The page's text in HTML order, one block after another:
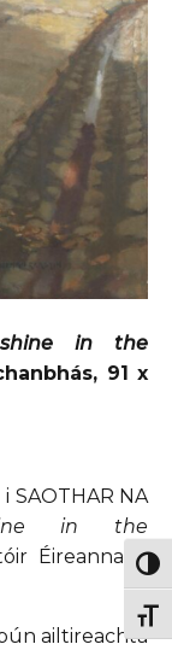
in the
91 x
SAOTHAR NA
in the
Éireannach
ailtireachta